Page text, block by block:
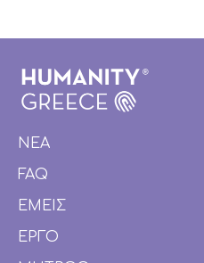
ΝΕΑ
FAQ
ΕΜΕΙΣ
ΕΡΓΟ